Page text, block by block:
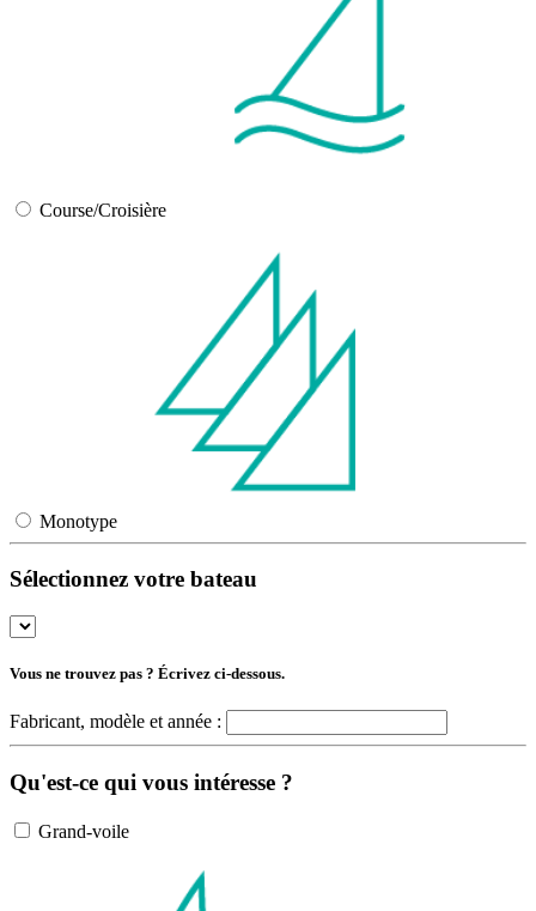
Course/Croisière
Monotype
Sélectionnez votre bateau
Vous ne trouvez pas ? Écrivez ci-dessous.
Fabricant, modèle et année :
Qu'est-ce qui vous intéresse ?
Grand-voile